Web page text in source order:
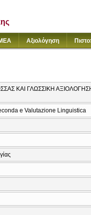
Αξιολόγηση
ΚΑΙ ΓΛΩΣΣΙΚΗ ΑΞΙΟΛΟΓΗΣΗ
e Valutazione Linguistica